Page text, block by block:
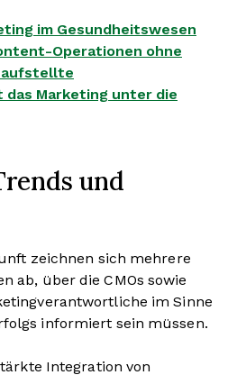
im Gesundheitswesen
Operationen ohne
aufstellte
das Marketing unter die
und
zeichnen sich mehrere
ab, über die CMOs sowie
im Sinne
informiert sein müssen.
Integration von